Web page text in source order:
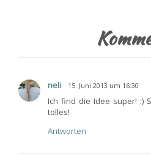
neli 15. Juni 2013 um 16:30
Ich find die Idee super! :)
tolles!
Antworten